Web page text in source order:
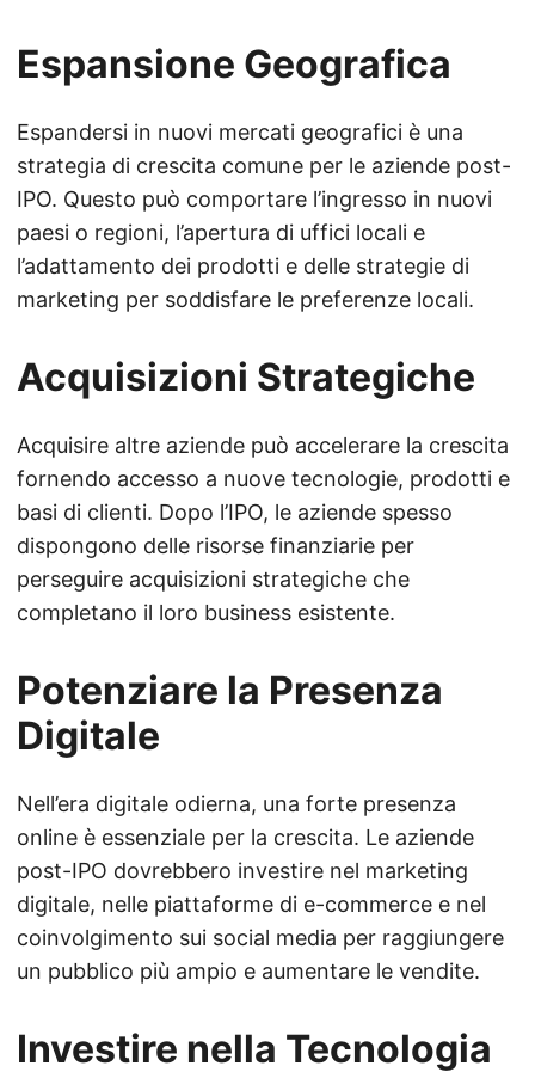
Espansione Geografica
Espandersi in nuovi mercati geografici è una
strategia di crescita comune per le aziende post-
IPO. Questo può comportare l’ingresso in nuovi
paesi o regioni, l’apertura di uffici locali e
l’adattamento dei prodotti e delle strategie di
marketing per soddisfare le preferenze locali.
Acquisizioni Strategiche
Acquisire altre aziende può accelerare la crescita
fornendo accesso a nuove tecnologie, prodotti e
basi di clienti. Dopo l’IPO, le aziende spesso
dispongono delle risorse finanziarie per
perseguire acquisizioni strategiche che
completano il loro business esistente.
Potenziare la Presenza
Digitale
Nell’era digitale odierna, una forte presenza
online è essenziale per la crescita. Le aziende
post-IPO dovrebbero investire nel marketing
digitale, nelle piattaforme di e-commerce e nel
coinvolgimento sui social media per raggiungere
un pubblico più ampio e aumentare le vendite.
Investire nella Tecnologia